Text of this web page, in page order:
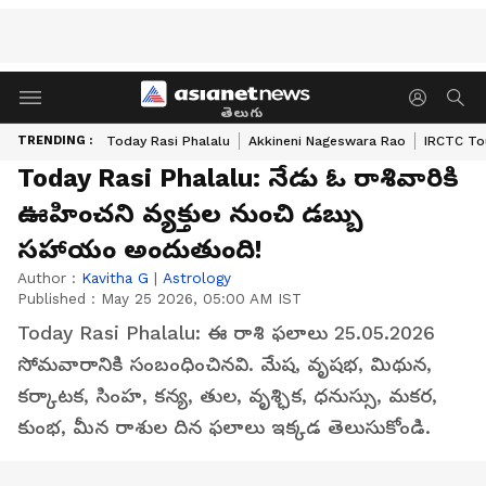
తెలుగు
TRENDING : Today Rasi Phalalu Akkineni Nageswara Rao IRCTC
Today Rasi Phalalu: నేడు ఓ రాశివారికి
ఊహించని వ్యక్తుల నుంచి డబ్బు
సహాయం అందుతుంది!
Author : Kavitha G | Astrology
Published : May 25 2026, 05:00 AM IST
Today Rasi Phalalu: ఈ రాశి ఫలాలు 25.05.2026
సోమవారానికి సంబంధించినవి. మేష, వృషభ, మిథున,
కర్కాటక, సింహ, కన్య, తుల, వృశ్ఛిక, ధనుస్సు, మకర,
కుంభ, మీన రాశుల దిన ఫలాలు ఇక్కడ తెలుసుకోండి.